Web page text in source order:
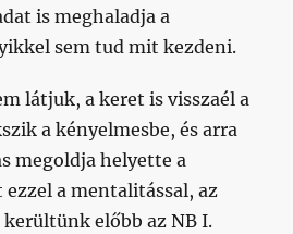
is meghaladja a
sem tud mit kezdeni.
látjuk, a keret is visszaél a
a kényelmesbe, és arra
megoldja helyette a
a mentalitással, az
kerültünk előbb az NB I.